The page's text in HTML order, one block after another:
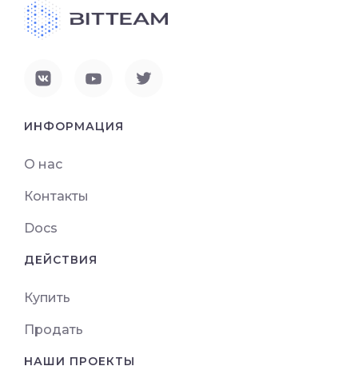
ИНФОРМАЦИЯ
О нас
Контакты
Docs
ДЕЙСТВИЯ
Купить
Продать
НАШИ ПРОЕКТЫ